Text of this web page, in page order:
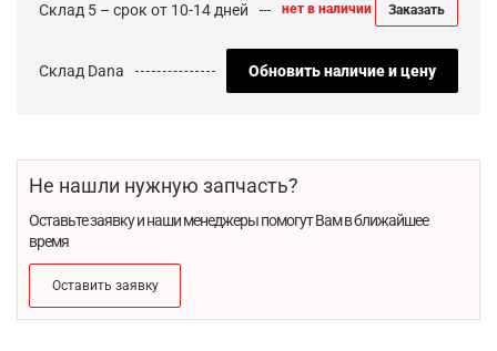
Склад 5 – срок от 10-14 дней нет в наличии Заказать
Склад Dana Обновить наличие и цену
Не нашли нужную запчасть?
Оставьте заявку и наши менеджеры помогут Вам в ближайшее
время
Оставить заявку